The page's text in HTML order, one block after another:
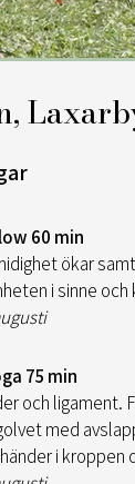
60 min
ökar
i sinne och
75 min
och ligament.
med
i kroppen